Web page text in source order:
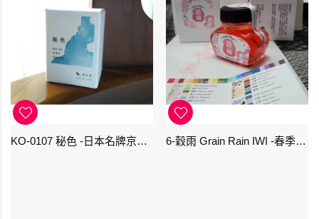
KO-0107 秘色 -日本名牌京の音樽裝鋼筆墨水 4573356130234 - 40ml 6-穀雨 Grain Rain IWI -春季-24節氣色澤鋼筆墨水